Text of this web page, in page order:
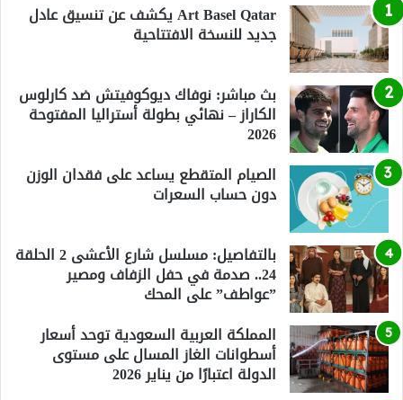
Art Basel Qatar يكشف عن تنسيق عادل
جديد للنسخة الافتتاحية
بث مباشر: نوفاك ديوكوفيتش ضد كارلوس
الكاراز – نهائي بطولة أستراليا المفتوحة
2026
الصيام المتقطع يساعد على فقدان الوزن
دون حساب السعرات
بالتفاصيل: مسلسل شارع الأعشى 2 الحلقة
24.. صدمة في حفل الزفاف ومصير
”عواطف” على المحك
المملكة العربية السعودية توحد أسعار
أسطوانات الغاز المسال على مستوى
الدولة اعتبارًا من يناير 2026